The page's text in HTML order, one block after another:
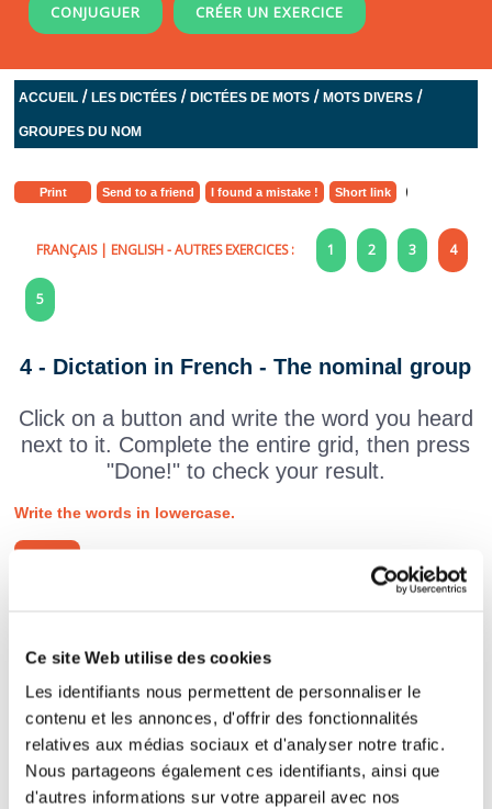
Ce site Web utilise des cookies
Les identifiants nous permettent de personnaliser le
contenu et les annonces, d'offrir des fonctionnalités
relatives aux médias sociaux et d'analyser notre trafic.
Nous partageons également ces identifiants, ainsi que
d'autres informations sur votre appareil avec nos
CONJUGUER CRÉER UN EXERCICE
ACCUEIL /LES DICTÉES /DICTÉES DE MOTS /MOTS DIVERS /
GROUPES DU NOM
Print Send to a friend I found a mistake ! Short link
FRANÇAIS| ENGLISH- AUTRES EXERCICES : 1 2 3 4
5
4 - Dictation in French - The nominal group
Click on a button and write the word you heard
next to it. Complete the entire grid, then press
"Done!" to check your result.
Write the words in lowercase.